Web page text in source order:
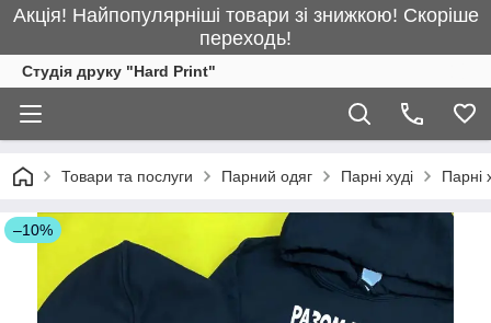
Акція! Найпопулярніші товари зі знижкою! Скоріше
переходь!
Студія друку "Hard Print"
Товари та послуги Парний одяг Парні худі Парні
–10%